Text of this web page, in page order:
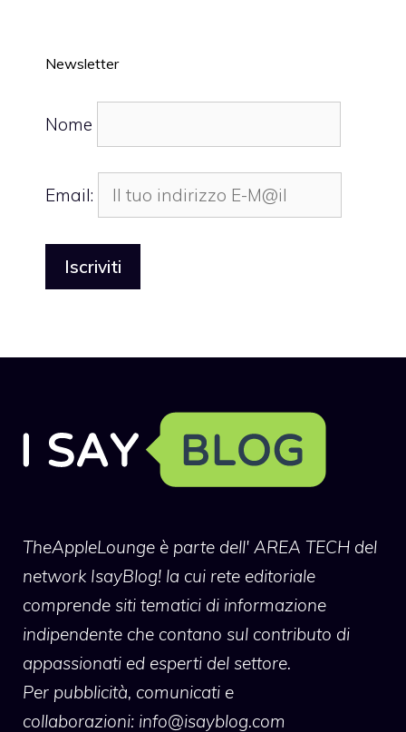
Newsletter
Nome
Email:
TheAppleLounge è parte dell' AREA TECH del
network IsayBlog! la cui rete editoriale
comprende siti tematici di informazione
indipendente che contano sul contributo di
appassionati ed esperti del settore.
Per pubblicità, comunicati e
collaborazioni: info@isayblog.com